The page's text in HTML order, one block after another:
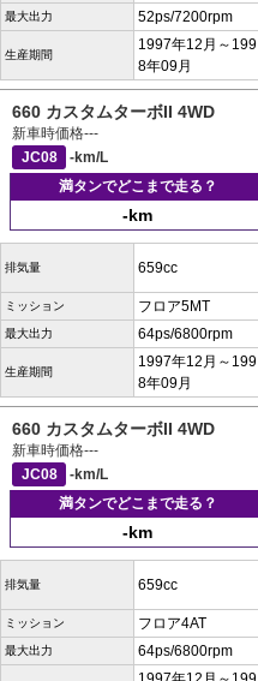
最大出力 52ps/7200rpm
生産期間
1997年12月～199
8年09月
660 カスタムターボII 4WD
新車時価格---
JC08
-km/L
満タンでどこまで走る？
-km
排気量 659cc
ミッション フロア5MT
最大出力 64ps/6800rpm
生産期間
1997年12月～199
8年09月
660 カスタムターボII 4WD
新車時価格---
JC08
-km/L
満タンでどこまで走る？
-km
排気量 659cc
ミッション フロア4AT
最大出力 64ps/6800rpm